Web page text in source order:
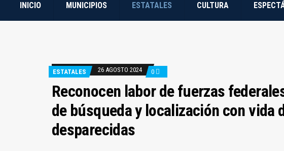
INICIO MUNICIPIOS ESTATALES CULTURA
ESTATALES 26 AGOSTO 2024 0
Reconocen labor de fuerzas
de búsqueda y localización con vida
desparecidas